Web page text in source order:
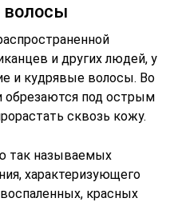
волосы
и других людей, у
и кудрявые волосы. Во
обрезаются под острым
сквозь кожу.
так называемых
характеризующего
красных